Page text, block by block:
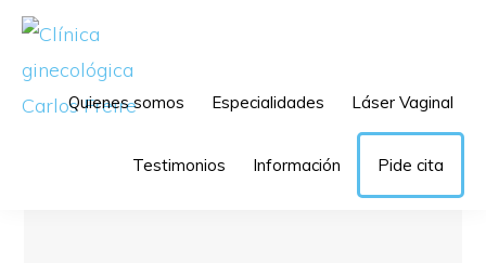
Saltar
Saltar
contenido
GINECOLÓGICA
Quienes somos Especialidades Láser Vaginal
Testimonios Información Pide cita